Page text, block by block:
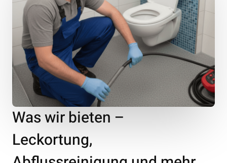
Was wir bieten –
Leckortung,